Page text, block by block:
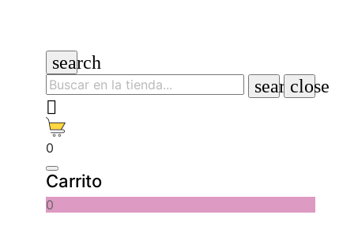
search
searchclose

0
Carrito
0